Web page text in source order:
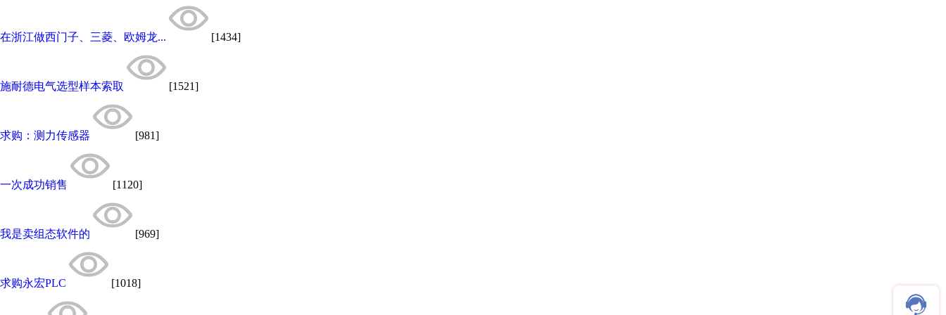
在浙江做西门子、三菱、欧姆龙... [1434]
施耐德电气选型样本索取 [1521]
求购：测力传感器 [981]
一次成功销售 [1120]
我是卖组态软件的 [969]
求购永宏PLC [1018]